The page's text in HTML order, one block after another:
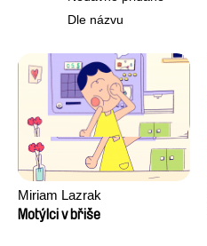
Dle názvu
Miriam Lazrak
Motýlci v břiše